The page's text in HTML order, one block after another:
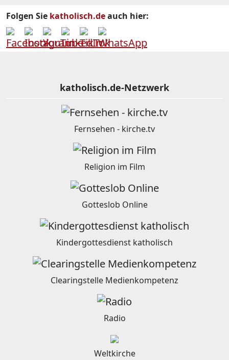
Folgen Sie katholisch.deauch hier:
katholisch.de-Netzwerk
Fernsehen - kirche.tv
Religion im Film
Gotteslob Online
Kindergottesdienst katholisch
Clearingstelle Medienkompetenz
Radio
Weltkirche